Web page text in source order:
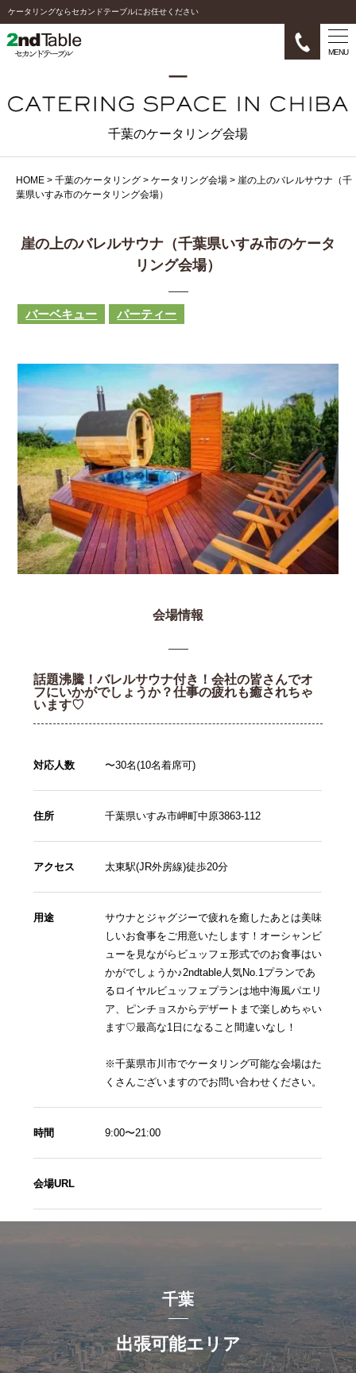
ケータリングならセカンドテーブルにお任せください
MENU
千葉のケータリング会場
HOME > 千葉のケータリング > ケータリング会場 > 崖の上のバレルサウナ（千
葉県いすみ市のケータリング会場）
崖の上のバレルサウナ（千葉県いすみ市のケータ
リング会場）
バーベキュー パーティー
会場情報
話題沸騰！バレルサウナ付き！会社の皆さんでオ
フにいかがでしょうか？仕事の疲れも癒されちゃ
います♡
対応人数 〜30名(10名着席可)
住所 千葉県いすみ市岬町中原3863-112
アクセス 太東駅(JR外房線)徒歩20分
用途
サウナとジャグジーで疲れを癒したあとは美味
しいお食事をご用意いたします！オーシャンビ
ューを見ながらビュッフェ形式でのお食事はい
かがでしょうか♪2ndtable人気No.1プランであ
るロイヤルビュッフェプランは地中海風パエリ
ア、ピンチョスからデザートまで楽しめちゃい
ます♡最高な1日になること間違いなし！
※千葉県市川市でケータリング可能な会場はた
くさんございますのでお問い合わせください。
時間 9:00〜21:00
会場URL
千葉
出張可能エリア